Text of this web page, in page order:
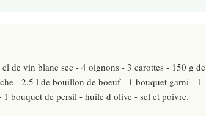
de vin blanc sec - 4 oignons - 3 carottes - 150 g de
- 2,5 l de bouillon de boeuf - 1 bouquet garni - 1
bouquet de persil - huile d olive - sel et poivre.